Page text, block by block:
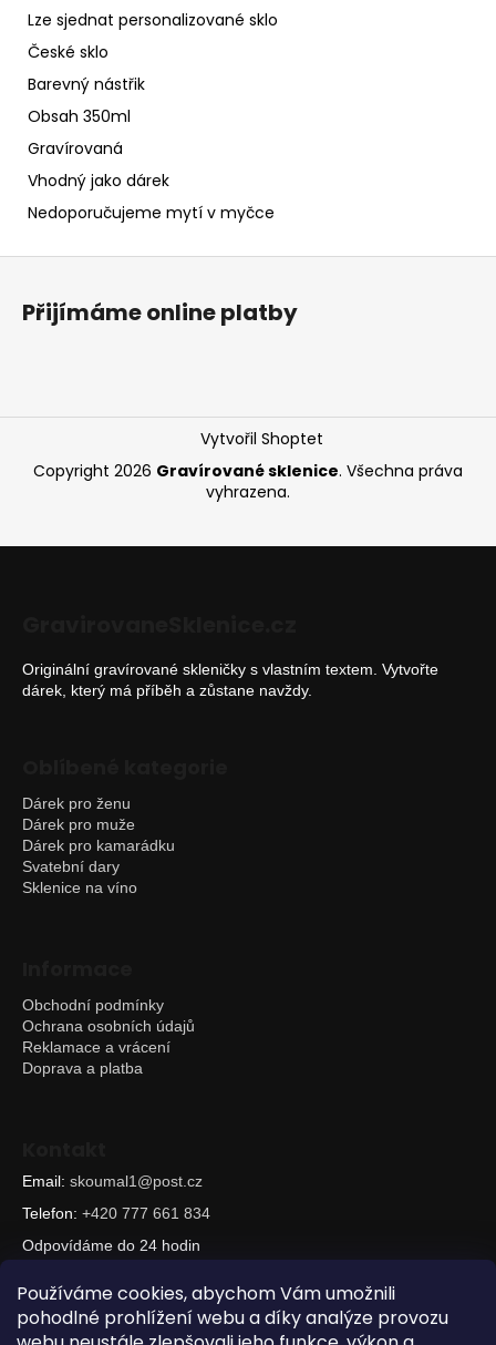
Používáme cookies, abychom Vám umožnili
pohodlné prohlížení webu a díky analýze provozu
Lze sjednat personalizované sklo
České sklo
Barevný nástřik
Obsah 350ml
Gravírovaná
Vhodný jako dárek
Nedoporučujeme mytí v myčce
Z
í
Přijímáme online platby
Vytvořil Shoptet
Copyright 2026 Gravírované sklenice. Všechna práva
vyhrazena.
Originální gravírované skleničky s vlastním textem. Vytvořte
dárek, který má příběh a zůstane navždy.
Dárek pro ženu
Dárek pro muže
Dárek pro kamarádku
Svatební dary
Sklenice na víno
Obchodní podmínky
Ochrana osobních údajů
Reklamace a vrácení
Doprava a platba
Email: skoumal1@post.cz
Telefon: +420 777 661 834
Odpovídáme do 24 hodin